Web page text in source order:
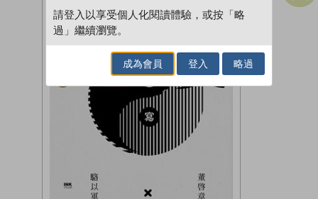
請登入以享受個人化閱讀體驗，或按「略
過」繼續瀏覽。
成為會員 登入 略過